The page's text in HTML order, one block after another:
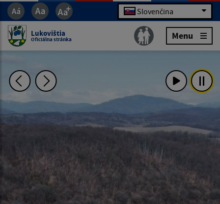
Slovenčina
Lukovištia
Oficiálna stránka Menu